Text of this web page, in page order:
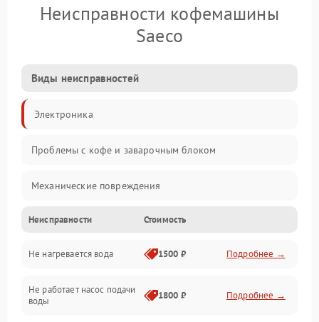
Неисправности кофемашины
Saeco
Виды неисправностей
Электроника
Проблемы с кофе и заварочным блоком
Механические повреждения
Прочие неисправности
Включение и работа
Проблемы с водой
Неисправности Стоимость
Не нагревается вода 1500 ₽ Подробнее →
Не работает насос подачи
воды
1800 ₽ Подробнее →